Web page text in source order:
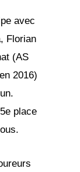
avec
Florian
(AS
2016)
place